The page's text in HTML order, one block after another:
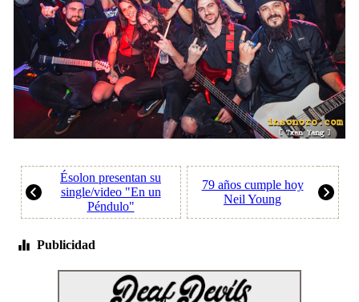
Ésolon presentan su
single/video "En un
Péndulo"
79 años cumple hoy
Neil Young
Publicidad